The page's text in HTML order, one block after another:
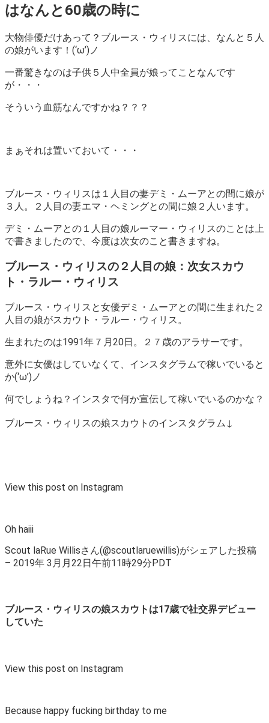
はなんと60歳の時に
大物俳優だけあって？ブルース・ウィリスには、なんと５人
の娘がいます！(‘ω’)ノ
一番驚きなのは子供５人中全員が娘ってことなんです
が・・・
そういう血筋なんですかね？？？
まぁそれは置いておいて・・・
ブルース・ウィリスは１人目の妻デミ・ムーアとの間に娘が
３人。２人目の妻エマ・ヘミングとの間に娘２人います。
デミ・ムーアとの１人目の娘ルーマー・ウィリスのことは上
で書きましたので、今度は次女のこと書きますね。
ブルース・ウィリスの２人目の娘：次女スカウ
ト・ラルー・ウィリス
ブルース・ウィリスと女優デミ・ムーアとの間に生まれた２
人目の娘がスカウト・ラルー・ウィリス。
生まれたのは1991年７月20日。２７歳のアラサーです。
意外に女優はしていなくて、インスタグラムで稼いでいると
か(‘ω’)ノ
何でしょうね？インスタで何か宣伝して稼いでいるのかな？
ブルース・ウィリスの娘スカウトのインスタグラム↓
View this post on Instagram
Oh haiii
Scout laRue Willisさん(@scoutlaruewillis)がシェアした投稿
– 2019年 3月月22日午前11時29分PDT
ブルース・ウィリスの娘スカウトは17歳で社交界デビュー
していた
View this post on Instagram
Because happy fucking birthday to me